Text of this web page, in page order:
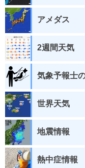
アメダス
2週間天気
気象予報士
世界天気
地震情報
熱中症情報